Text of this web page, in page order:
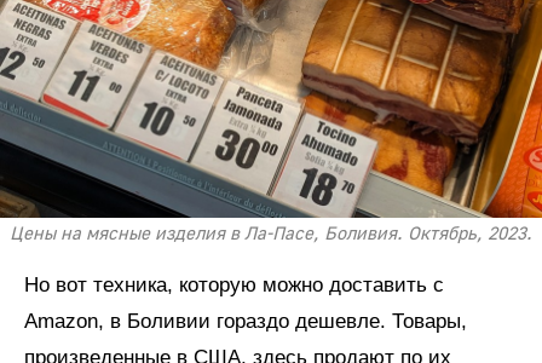
Цены на мясные изделия в Ла-Пасе, Боливия. Октябрь, 2023.
Но вот техника, которую можно доставить с
Amazon, в Боливии гораздо дешевле. Товары,
произведенные в США, здесь продают по их